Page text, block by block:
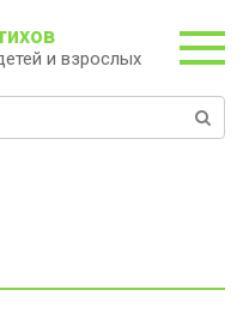
и взрослых